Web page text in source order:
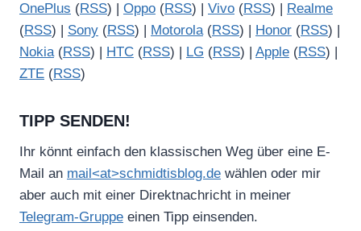
OnePlus (RSS) | Oppo (RSS) | Vivo (RSS) |
Realme
(RSS) | Sony (RSS) | Motorola(RSS) | Honor (RSS) |
Nokia(RSS) | HTC (RSS) | LG (RSS) | Apple (RSS) |
ZTE (RSS)
TIPP SENDEN!
Ihr könnt einfach den klassischen Weg über eine E-
Mail an mail<at>schmidtisblog.de wählen oder mir
aber auch mit einer Direktnachricht in meiner
Telegram-Gruppe einen Tipp einsenden.